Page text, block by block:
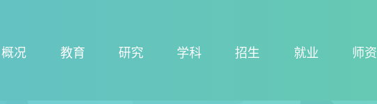
概况 教育 研究 学科 招生 就业 师资